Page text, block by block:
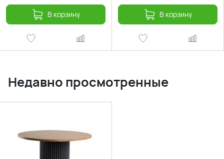
В корзину В корзину
Недавно просмотренные